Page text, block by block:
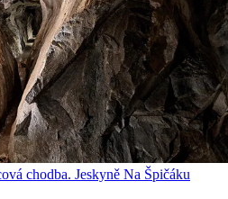
chodba. Jeskyně Na Špičáku